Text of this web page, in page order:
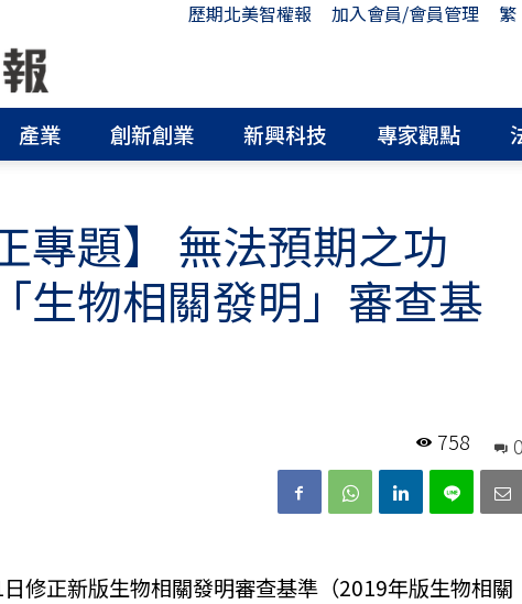
歷期北美智權報 加入會員/會員管理
繁
產業 創新創業 新興科技 專家觀點
專題】 無法預期之功
生物相關發明」審查基
758
修正新版生物相關發明審查基準（2019年版生物相關